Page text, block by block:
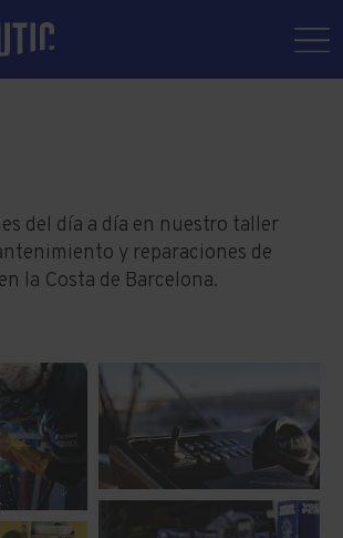
del día a día en nuestro taller
y reparaciones de
la Costa de Barcelona.